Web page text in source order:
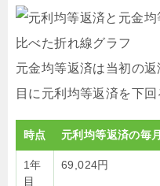
元金均等返済は当初の
目に元利均等返済を下回
時点 元利均等返済の毎
1年
目
69,024円